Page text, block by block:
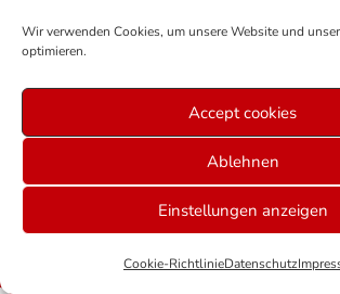
Wir verwenden Cookies, um unsere Website und
optimieren.
Accept cookies
Ablehnen
Einstellungen anzeigen
Cookie-RichtlinieDatenschutz